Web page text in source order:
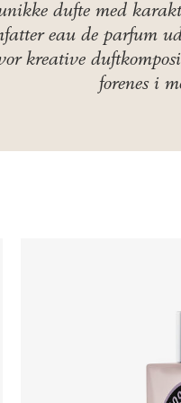
dufte med
eau de parfum
kreative
forenes i